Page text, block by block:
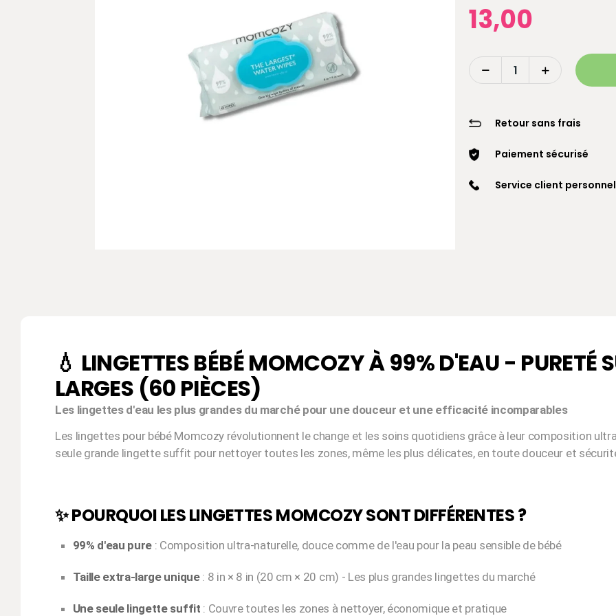
13,00
Retour sans frais
Paiement sécurisé
Service client personnel
💧 LINGETTES BÉBÉ MOMCOZY À 99% D'EAU - PURETÉ
LARGES (60 PIÈCES)
Les lingettes d'eau les plus grandes du marché pour une douceur et une efficacité incomparables
Les lingettes pour bébé Momcozy révolutionnent le change et les soins quotidiens grâce à leur composition
seule grande lingette suffit pour nettoyer toutes les zones, même les plus délicates, en toute douceur et
✨ POURQUOI LES LINGETTES MOMCOZY SONT DIFFÉRENTES ?
99% d'eau pure : Composition ultra-naturelle, douce comme de l'eau pour la peau sensible de bébé
Taille extra-large unique: 8 in × 8 in (20 cm × 20 cm) - Les plus grandes lingettes du marché
Une seule lingette suffit : Couvre toutes les zones à nettoyer, économique et pratique